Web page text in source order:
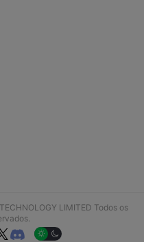
LIMITED Todos os
